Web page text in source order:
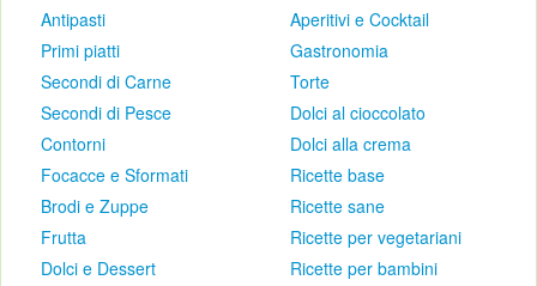
Antipasti
Primi piatti
Secondi di Carne
Secondi di Pesce
Contorni
Focacce e Sformati
Brodi e Zuppe
Frutta
Dolci e Dessert
Aperitivi e Cocktail
Gastronomia
Torte
Dolci al cioccolato
Dolci alla crema
Ricette base
Ricette sane
Ricette per vegetariani
Ricette per bambini